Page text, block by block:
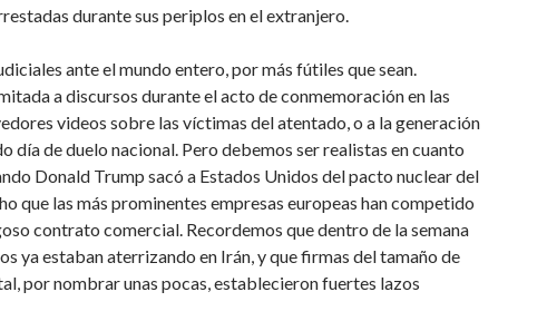
durante sus periplos en el extranjero.
ante el mundo entero, por más fútiles que sean.
a discursos durante el acto de conmemoración en las
videos sobre las víctimas del atentado, o a la generación
día de duelo nacional. Pero debemos ser realistas en cuanto
Donald Trump sacó a Estados Unidos del pacto nuclear del
que las más prominentes empresas europeas han competido
contrato comercial. Recordemos que dentro de la semana
ya estaban aterrizando en Irán, y que firmas del tamaño de
por nombrar unas pocas, establecieron fuertes lazos